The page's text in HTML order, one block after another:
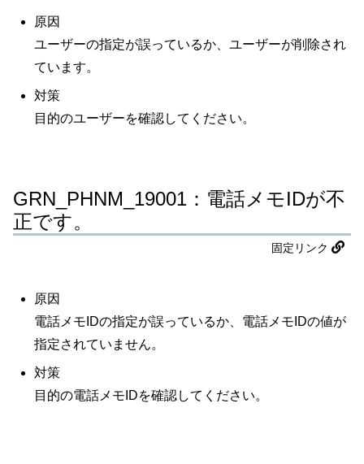
原因
ユーザーの指定が誤っているか、ユーザーが削除され
ています。
対策
目的のユーザーを確認してください。
GRN_PHNM_19001：電話メモIDが不
正です。
固定リンク
原因
電話メモIDの指定が誤っているか、電話メモIDの値が
指定されていません。
対策
目的の電話メモIDを確認してください。